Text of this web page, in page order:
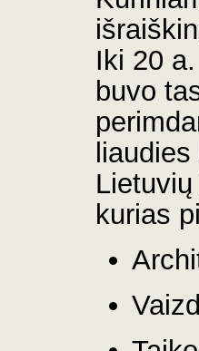
Iki 20
buvo
kurias